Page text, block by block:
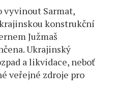
vyvinout Sarmat,
konstrukční
Južmaš
Ukrajinský
a likvidace, neboť
veřejné zdroje pro